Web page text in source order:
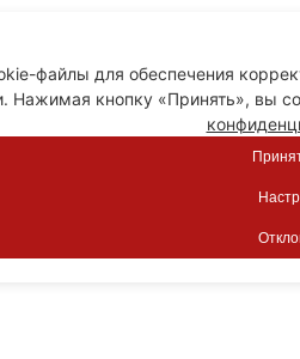
файлы для обеспечения
Нажимая кнопку «Принять», вы